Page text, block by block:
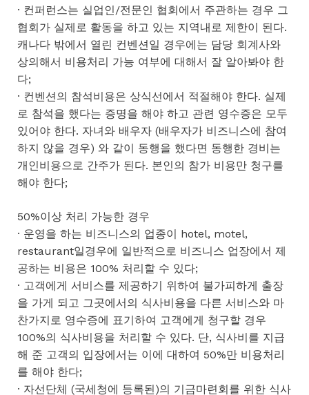
· 컨퍼런스는 실업인/전문인 협회에서 주관하는 경우 그
협회가 실제로 활동을 하고 있는 지역내로 제한이 된다.
캐나다 밖에서 열린 컨벤션일 경우에는 담당 회계사와
상의해서 비용처리 가능 여부에 대해서 잘 알아봐야 한
다;
· 컨벤션의 참석비용은 상식선에서 적절해야 한다. 실제
로 참석을 했다는 증명을 해야 하고 관련 영수증은 모두
있어야 한다. 자녀와 배우자 (배우자가 비즈니스에 참여
하지 않을 경우) 와 같이 동행을 했다면 동행한 경비는
개인비용으로 간주가 된다. 본인의 참가 비용만 청구를
해야 한다;
50%이상 처리 가능한 경우
· 운영을 하는 비즈니스의 업종이 hotel, motel,
restaurant일경우에 일반적으로 비즈니스 업장에서 제
공하는 비용은 100% 처리할 수 있다;
· 고객에게 서비스를 제공하기 위하여 불가피하게 출장
을 가게 되고 그곳에서의 식사비용을 다른 서비스와 마
찬가지로 영수증에 표기하여 고객에게 청구할 경우
100%의 식사비용을 처리할 수 있다. 단, 식사비를 지급
해 준 고객의 입장에서는 이에 대하여 50%만 비용처리
를 해야 한다;
· 자선단체 (국세청에 등록된)의 기금마련회를 위한 식사